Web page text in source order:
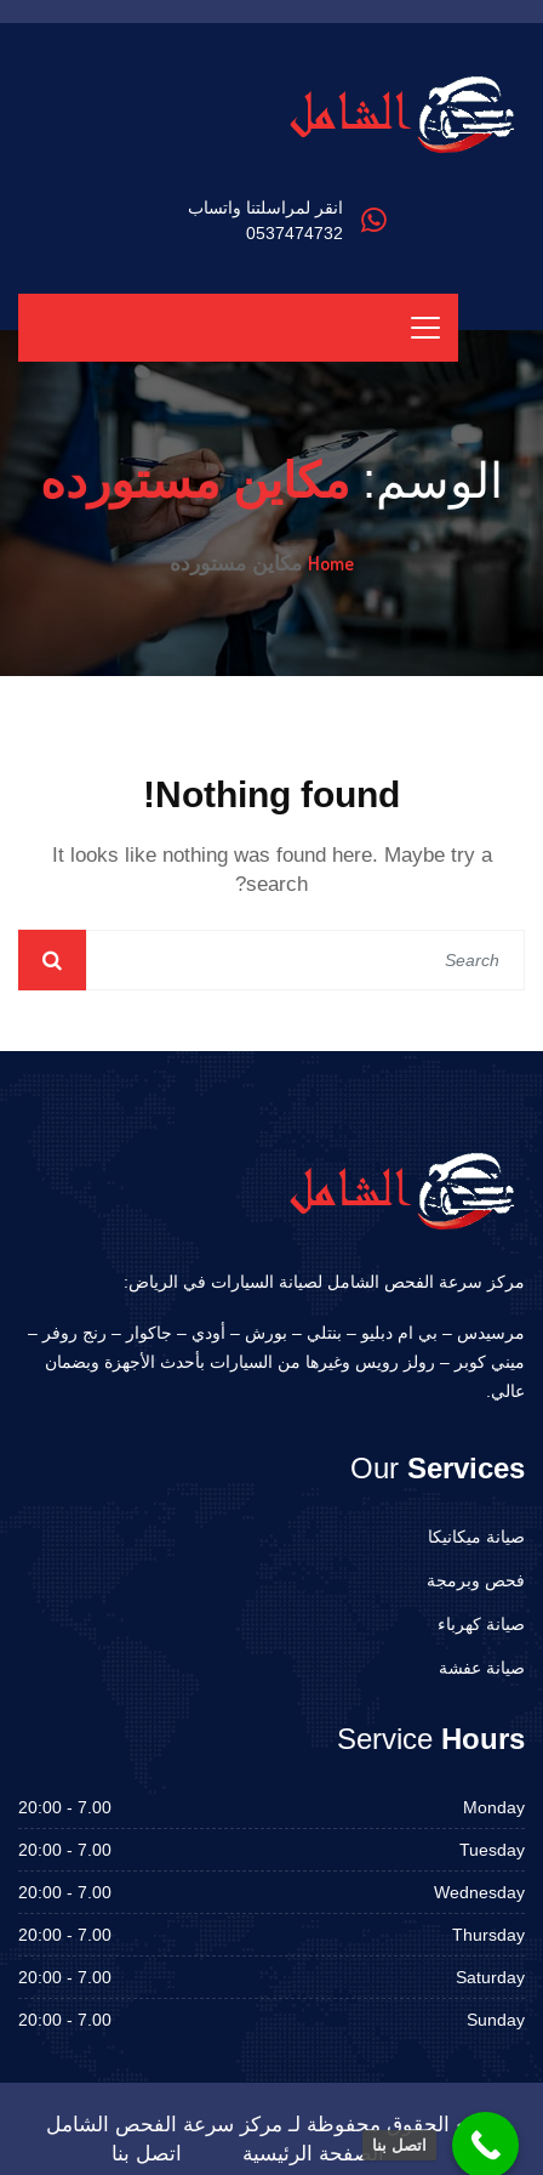
انقر لمراسلتنا واتساب
0537474732
الوسم:مكاين مستورده
Homeمكاين مستورده
Nothing found!
It looks like nothing was found here. Maybe try a
search?
مركز سرعة الفحص الشامل لصيانة السيارات في الرياض:
مرسيدس – بي ام دبليو – بنتلي – بورش – أودي – جاكوار – رنج روفر –
ميني كوبر – رولز رويس وغيرها من السيارات بأحدث الأجهزة وبضمان
عالي.
Our Services
صيانة ميكانيكا
فحص وبرمجة
صيانة كهرباء
صيانة عفشة
Service Hours
Monday
7.00 - 20:00
Tuesday
7.00 - 20:00
Wednesday
7.00 - 20:00
Thursday
7.00 - 20:00
Saturday
7.00 - 20:00
Sunday
7.00 - 20:00
جميع الحقوق محفوظة لـ مركز سرعة الفحص الشامل
الصفحة الرئيسية
اتصل بنا اتصل بنا